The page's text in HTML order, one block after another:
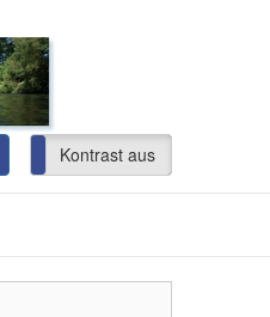
Kontrast aus